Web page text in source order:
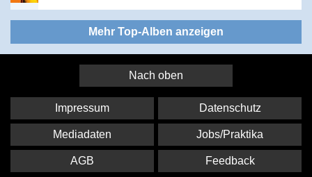
Mehr Top-Alben anzeigen
Nach oben
Impressum Datenschutz
Mediadaten Jobs/Praktika
AGB Feedback